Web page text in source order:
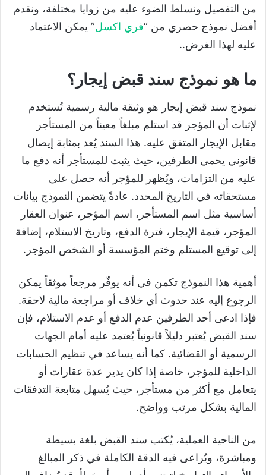
من التفصيل ونسلط الضوء عليه من زوايا مختلفة، ونقدم
أفضل نموذج حصري من “فري اكسل” يمكن الاعتماد
عليه لهذا الغرض..
ما هو نموذج سند قبض إيجار؟
نموذج سند قبض إيجار هو وثيقة مالية رسمية تُستخدم
لإثبات أن المؤجر قد استلم مبلغاً معيناً من المستأجر
مقابل الإيجار المتفق عليه. هذا السند يُعد بمثابة إيصال
قانوني يحمي الطرفين، حيث يثبت للمستأجر أنه دفع ما
عليه من التزامات، ويُظهر للمؤجر أنه حصل على
مستحقاته في التاريخ المحدد. عادةً يتضمن النموذج بيانات
أساسية مثل اسم المستأجر، اسم المؤجر، عنوان العقار
المؤجر، قيمة الإيجار، فترة الدفع، وتاريخ الاستلام، إضافة
إلى توقيع المستلم وختم المؤسسة أو الشخص المؤجر.
أهمية هذا النموذج تكمن في أنه يوفّر مرجعاً موثقاً يمكن
الرجوع إليه عند حدوث أي خلاف أو مراجعة مالية لاحقة.
فإذا ادعى أحد الطرفين عدم الدفع أو عدم الاستلام، فإن
سند القبض يُعتبر دليلاً قانونياً يُعتمد عليه أمام الجهات
الرسمية أو القضائية. كما أنه يساعد في تنظيم الحسابات
الداخلية للمؤجر، خاصة إذا كان يدير عدة عقارات أو
يتعامل مع أكثر من مستأجر، حيث يُسهل متابعة التدفقات
المالية بشكل مرتب وواضح.
من الناحية العملية، يُكتب سند القبض بلغة بسيطة
ومباشرة، ويُراعى فيه الدقة الكاملة في ذكر المبالغ